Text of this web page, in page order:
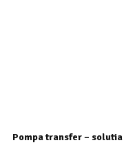
Pompa transfer –